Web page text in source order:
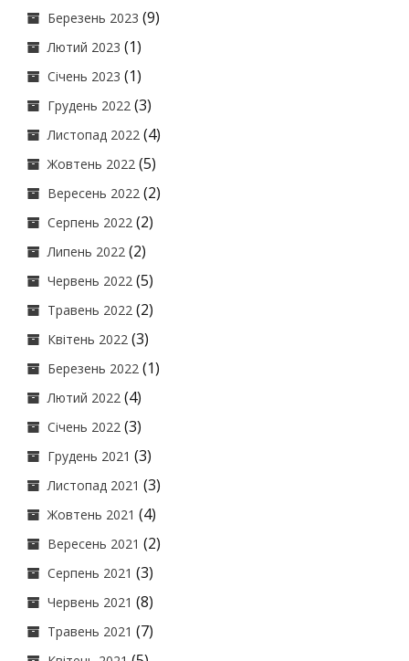
Березень 2023 (9)
Лютий 2023 (1)
Січень 2023 (1)
Грудень 2022 (3)
Листопад 2022 (4)
Жовтень 2022 (5)
Вересень 2022 (2)
Серпень 2022 (2)
Липень 2022 (2)
Червень 2022 (5)
Травень 2022 (2)
Квітень 2022 (3)
Березень 2022 (1)
Лютий 2022 (4)
Січень 2022 (3)
Грудень 2021 (3)
Листопад 2021 (3)
Жовтень 2021 (4)
Вересень 2021 (2)
Серпень 2021 (3)
Червень 2021 (8)
Травень 2021 (7)